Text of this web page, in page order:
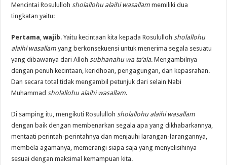
Mencintai Rosululloh sholallohu alaihi wasallam memiliki dua
tingkatan yaitu:
Pertama ,wajib. Yaitu kecintaan kita kepada Rosululloh sholallohu
alaihi wasallam yang berkonsekuensi untuk menerima segala sesuatu
yang dibawanya dari Alloh subhanahu wa ta’ala. Mengambilnya
dengan penuh kecintaan, keridhoan, pengagungan, dan kepasrahan.
Dan secara total tidak mengambil petunjuk dari selain Nabi
Muhammad sholallohu alaihi wasallam.
Di samping itu, mengikuti Rosululloh sholallohu alaihi wasallam
dengan baik dengan membenarkan segala apa yang dikhabarkannya,
mentaati perintah-perintahnya dan menjauhi larangan-larangannya,
membela agamanya, memerangi siapa saja yang menyelisihinya
sesuai dengan maksimal kemampuan kita.